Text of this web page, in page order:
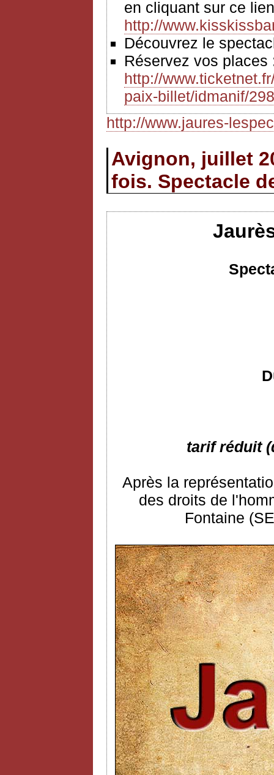
en cliquant sur ce
http://
Découvrez le
Réservez vos places
http://
paix-billet/idmanif/
http://www.jaures-
Avignon, juillet
fois. Spectacle
tarif réduit
Après la
des droits de
Fontaine